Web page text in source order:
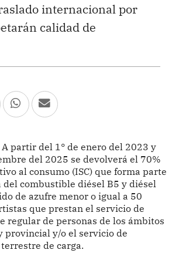
internacional por
calidad de
A partir del 1° de enero del 2023 y
del 2025 se devolverá el 70%
al consumo (ISC) que forma parte
combustible diésel B5 y diésel
de azufre menor o igual a 50
que prestan el servicio de
regular de personas de los ámbitos
provincial y/o el servicio de
de carga.